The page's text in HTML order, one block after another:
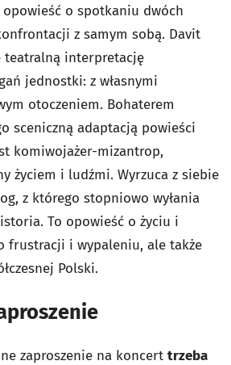
opowieść o spotkaniu dwóch
z samym sobą. Davit
teatralną interpretację
jednostki: z własnymi
otoczeniem. Bohaterem
sceniczną adaptacją powieści
komiwojażer-mizantrop,
życiem i ludźmi. Wyrzuca z siebie
z którego stopniowo wyłania
To opowieść o życiu i
frustracji i wypaleniu, ale także
Polski.
zaproszenie na koncert trzeba